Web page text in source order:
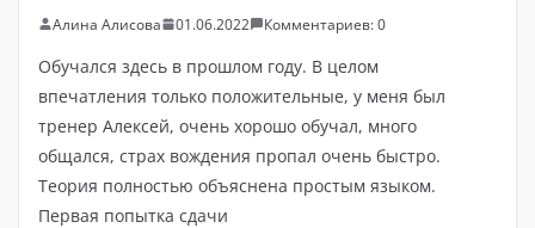
Алина Алисова 01.06.2022 Комментариев: 0
Обучался здесь в прошлом году. В целом
впечатления только положительные, у меня был
тренер Алексей, очень хорошо обучал, много
общался, страх вождения пропал очень быстро.
Теория полностью объяснена простым языком.
Первая попытка сдачи